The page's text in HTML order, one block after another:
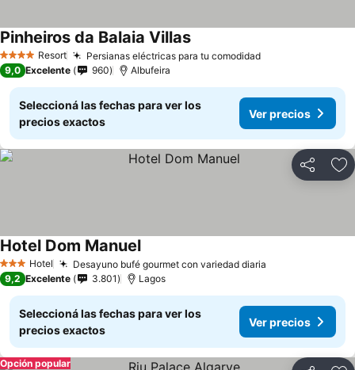
4 EstrellasResort Persianas eléctricas para tu comodidadVer precios
Pinheiros da Balaia VillasVer precios
9,0 Excelente 960 Albufeira
Seleccioná las fechas para ver los
precios exactos
Ver precios
Compartir
3 Estrellas
Hotel Desayuno bufé gourmet con variedad diaria
Hotel Dom ManuelVer precios
9,2 Excelente 3.801 Lagos
Seleccioná las fechas para ver los
precios exactos
Ver precios
Opción popular